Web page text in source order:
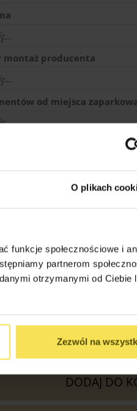
O plikach
funkcje społecznościowe i
partnerom
otrzymanymi od Ciebie
Zezwól na
montaż producenta
od miejsca
w km odległość między
42-270)
Tivoli (400cm x
DODAJ DO